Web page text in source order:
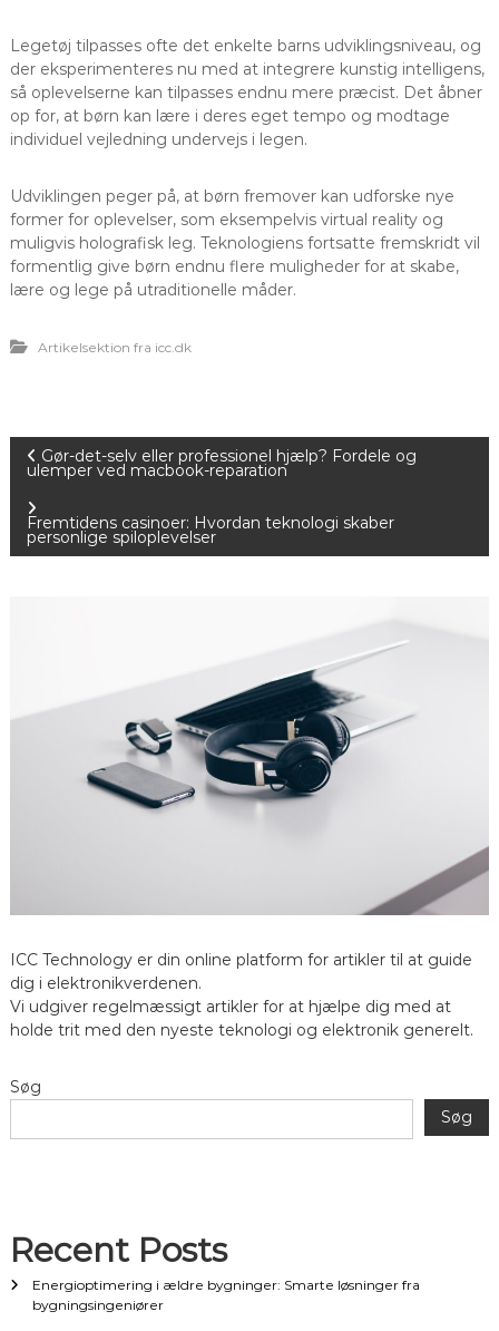
Legetøj tilpasses ofte det enkelte barns udviklingsniveau, og
der eksperimenteres nu med at integrere kunstig intelligens,
så oplevelserne kan tilpasses endnu mere præcist. Det åbner
op for, at børn kan lære i deres eget tempo og modtage
individuel vejledning undervejs i legen.
Udviklingen peger på, at børn fremover kan udforske nye
former for oplevelser, som eksempelvis virtual reality og
muligvis holografisk leg. Teknologiens fortsatte fremskridt vil
formentlig give børn endnu flere muligheder for at skabe,
lære og lege på utraditionelle måder.
Artikelsektion fra icc.dk
n
d
g
v
i
g
t
n
Gør-det-selv eller professionel hjælp? Fordele og
ulemper ved macbook-reparation
Fremtidens casinoer: Hvordan teknologi skaber
personlige spiloplevelser
ICC Technology er din online platform for artikler til at guide
dig i elektronikverdenen.
Vi udgiver regelmæssigt artikler for at hjælpe dig med at
holde trit med den nyeste teknologi og elektronik generelt.
Søg
Søg
Recent Posts
Energioptimering i ældre bygninger: Smarte løsninger fra
bygningsingeniører